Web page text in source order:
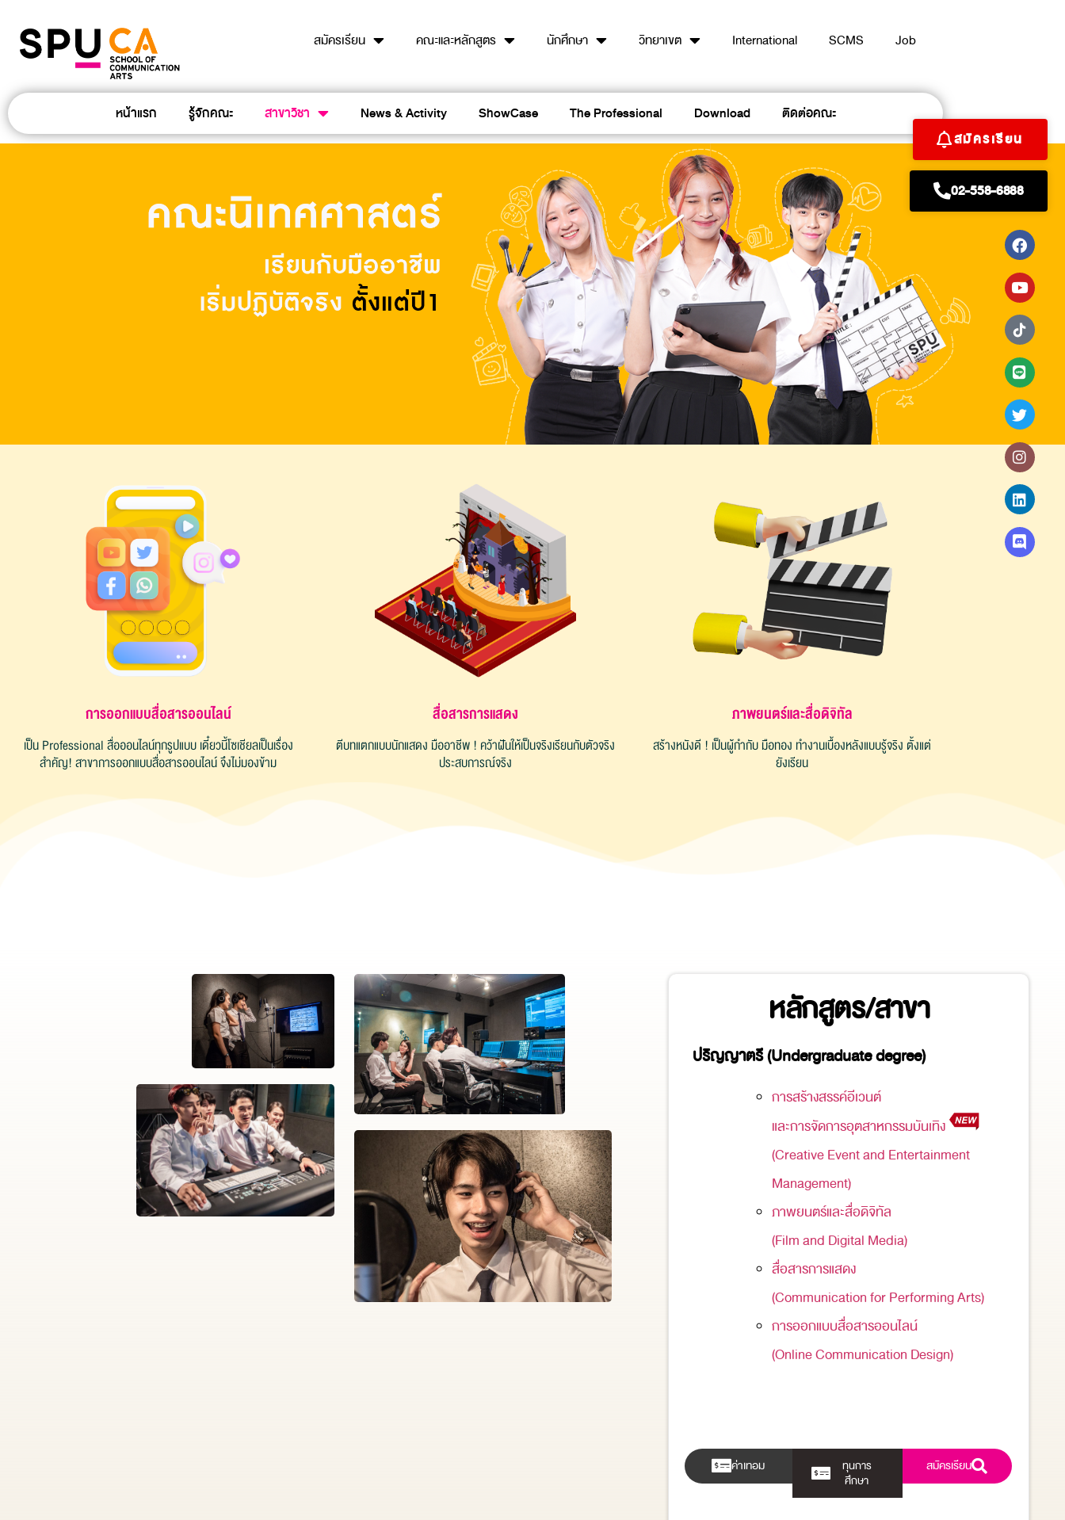
สมัครเรียน คณะและหลักสูตร นักศึกษา วิทยาเขต International SCMS Job
หน้าแรก รู้จักคณะ สาขาวิชา News & Activity ShowCase The Professional Download
ติดต่อคณะ
สมัครเรียน
02-558-6888
การออกแบบสื่อสารออนไลน์
เป็น Professional สื่อออนไลน์ทุกรูปแบบ เดี๋ยวนี้โซเชียลเป็นเรื่อง
สำคัญ! สาขาการออกแบบสื่อสารออนไลน์ จึงไม่มองข้าม
สื่อสารการแสดง
ตีบทแตกแบบนักแสดง มืออาชีพ ! คว้าฝันให้เป็นจริงเรียนกับตัวจริง
ประสบการณ์จริง
ภาพยนตร์และสื่อดิจิทัล
สร้างหนังดี ! เป็นผู้กำกับ มือทอง ทำงานเบื้องหลังแบบรู้จริง ตั้งแต่
ยังเรียน
หลักสูตร/สาขา
ปริญญาตรี (Undergraduate degree)
การสร้างสรรค์อีเวนต์
และการจัดการอุตสาหกรรมบันเทิง
(Creative Event and Entertainment
Management)
ภาพยนตร์และสื่อดิจิทัล
(Film and Digital Media)
สื่อสารการแสดง
(Communication for Performing Arts)
การออกแบบสื่อสารออนไลน์
(Online Communication Design)
ค่าเทอม
ทุนการ
ศึกษา
สมัครเรียน